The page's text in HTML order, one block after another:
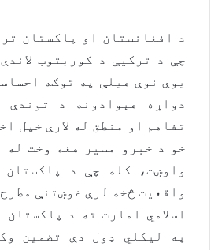
د افغانستان او پاکستان
چې د ترکیې د کوربتوب
یوې نوې هیلې په توګه
دواړه هېوادونه د
تفاهم او منطق له لارې خپل
خو د خبرو مسیر هغه وخت له
واوښت، کله چې د
واقعیت څخه لرې غوښتنې
اسلامي امارت ته د
په لیکلي ډول دې تضمین